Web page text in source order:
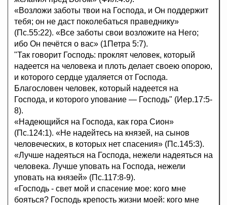
«Возложи заботы твои на Господа, и Он поддержит
тебя; он не даст поколебаться праведнику»
(Пс.55:22). «Все заботы свои возложите на Него;
ибо Он печётся о вас» (1Петра 5:7).
"Так говорит Господь: проклят человек, который
надеется на человека и плоть делает своею опорою,
и которого сердце удаляется от Господа.
Благословен человек, который надеется на
Господа, и которого упование — Господь" (Иер.17:5-
8).
«Надеющийся на Господа, как гора Сион»
(Пс.124:1). «Не надейтесь на князей, на сынов
человеческих, в которых нет спасения» (Пс.145:3).
«Лучше надеяться на Господа, нежели надеяться на
человека. Лучше уповать на Господа, нежели
уповать на князей» (Пс.117:8-9).
«Господь - свет мой и спасение мое: кого мне
бояться? Господь крепость жизни моей: кого мне